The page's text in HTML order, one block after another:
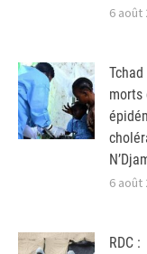
6 août
morts
6 août
RDC :